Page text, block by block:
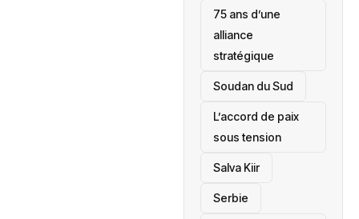
75 ans d’une
alliance
stratégique
‎Soudan du Sud
L’accord de paix
sous tension
Salva Kiir
‎Serbie